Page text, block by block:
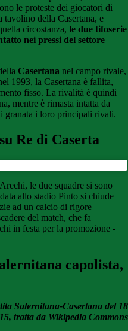
le proteste dei giocatori di
tavolino della Casertana, e
circostanza, le due tifoserie
nei pressi del settore
Casertana nel campo rivale,
1993, la Casertana è fallita,
fisso. La rivalità è quindi
mentre è rimasta intatta da
granata i loro principali rivali.
Re di Caserta
le due squadre si sono
allo stadio Pinto si chiude
ad un calcio di rigore
del match, che fa
in festa per la promozione -
capolista,
Salernitana-Casertana del 18
tratta da Wikipedia Commons